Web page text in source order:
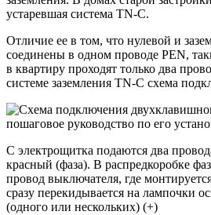
устаревшая система TN-C.
Отличие ее в том, что нулевой и
соединены в одном проводе PEN,
в квартиру проходят только два
системе заземления TN-C схема
С электрощитка подаются два
красный (фаза). В распредкоробке
провод выключателя, где
сразу перекидывается на лампочки
(одного или нескольких) (+)